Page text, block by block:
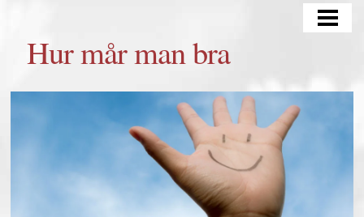
TÄNKA POSITIVT
Hur mår man bra